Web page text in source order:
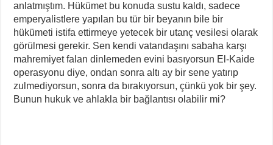
anlatmıştım. Hükümet bu konuda sustu kaldı, sadece
emperyalistlere yapılan bu tür bir beyanın bile bir
hükümeti istifa ettirmeye yetecek bir utanç vesilesi olarak
görülmesi gerekir. Sen kendi vatandaşını sabaha karşı
mahremiyet falan dinlemeden evini basıyorsun El-Kaide
operasyonu diye, ondan sonra altı ay bir sene yatırıp
zulmediyorsun, sonra da bırakıyorsun, çünkü yok bir şey.
Bunun hukuk ve ahlakla bir bağlantısı olabilir mi?